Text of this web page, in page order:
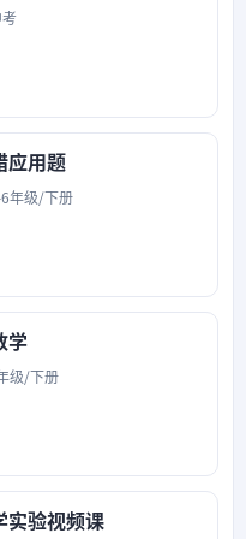
应用题
年级/下册
学
级/下册
实验视频课